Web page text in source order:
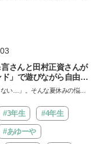
さんと田村正資さんが
」で遊びながら自由研
トが開催
い…」。そんな夏休みの悩み
#3年生 #4年生
#あゆーや